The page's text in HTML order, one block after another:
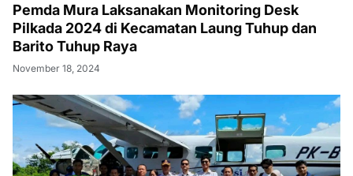
Pemda Mura Laksanakan Monitoring Desk
Pilkada 2024 di Kecamatan Laung Tuhup dan
Barito Tuhup Raya
November 18, 2024